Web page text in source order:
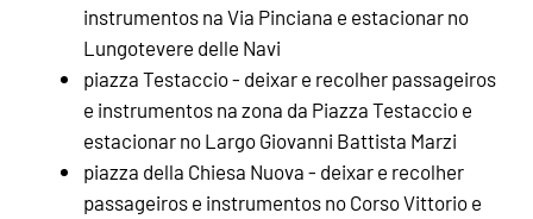
instrumentos na Via Pinciana e estacionar no
Lungotevere delle Navi
piazza Testaccio - deixar e recolher passageiros
e instrumentos na zona da Piazza Testaccio e
estacionar no Largo Giovanni Battista Marzi
piazza della Chiesa Nuova - deixar e recolher
passageiros e instrumentos no Corso Vittorio e